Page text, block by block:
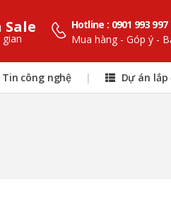
Sale
Hotline : 0901 993 997
Mua hàng - Góp ý -
Tin công nghệ | Dự án lắp